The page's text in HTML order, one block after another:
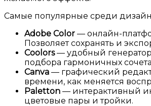
Самые популярные среди
Adobe Color — онлайн-
Позволяет сохранять и
Coolors— удобный генератор
подбора гармоничных
Canva — графический
времени, как меняется
Paletton — интерактивный
цветовые пары и тройки.